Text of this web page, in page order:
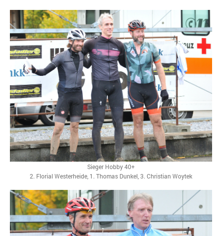
Sieger Hobby 40+
2. Florial Westerheide, 1. Thomas Dunkel, 3. Christian Woytek